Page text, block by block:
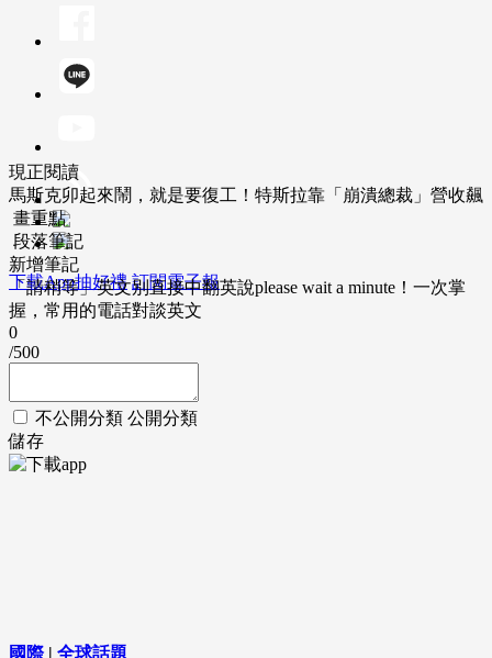
下載App抽好禮 訂閱電子報
現正閱讀
馬斯克卯起來鬧，就是要復工！特斯拉靠「崩潰總裁」營收飆
畫重點
段落筆記
新增筆記
「請稍等」英文別直接中翻英說please wait a minute！一次掌
握，常用的電話對談英文
0
/500
不公開分類 公開分類
儲存
國際| 全球話題